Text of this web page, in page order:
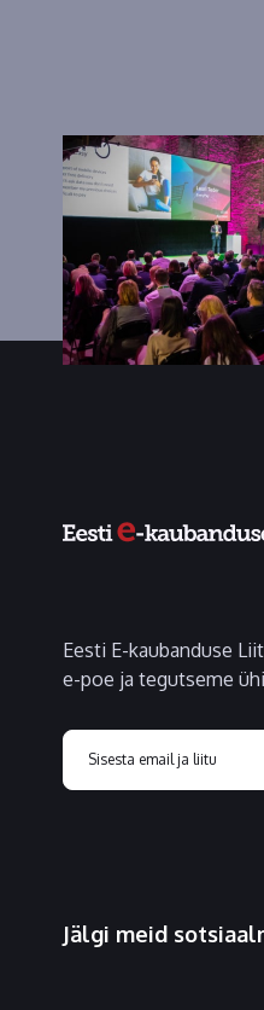
Eesti E-kaubanduse
e-poe ja tegutseme
Jälgi meid